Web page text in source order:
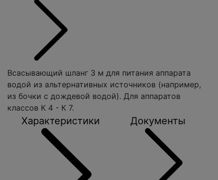
Всасывающий шланг 3 м для питания аппарата
водой из альтернативных источников (например,
из бочки с дождевой водой). Для аппаратов
классов К 4 - К 7.
Характеристики Документы